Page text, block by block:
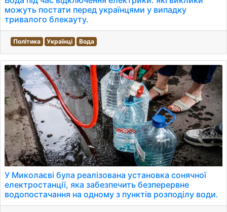
можуть постати перед українцями у випадку
тривалого блекауту.
Політика Українці Вода
У Миколаєві була реалізована установка сонячної
електростанції, яка забезпечить безперервне
водопостачання на одному з пунктів розподілу води.